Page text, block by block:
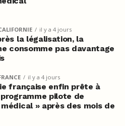
il y a 4 jours
la légalisation, la
consomme pas davantage
il y a 4 jours
française enfin prête à
pilote de
» après des mois de